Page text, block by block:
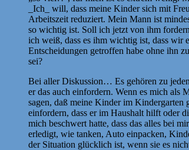
_Ich_ will, dass meine Kinder sich mit
Arbeitszeit reduziert. Mein Mann ist
so wichtig ist. Soll ich jetzt von ihm
ich weiß, dass es ihm wichtig ist, dass wir
Entscheidungen getroffen habe ohne ihn
sei?
Bei aller Diskussion… Es gehören zu
er das auch einfordern. Wenn es mich als
sagen, daß meine Kinder im Kindergarten
einfordern, dass er im Haushalt hilft oder
mich beschwert hatte, dass das alles bei
erledigt, wie tanken, Auto einpacken,
der Situation glücklich ist, wenn sie es